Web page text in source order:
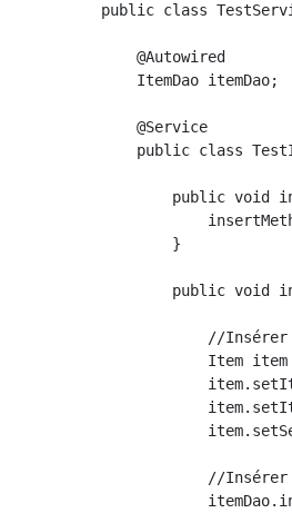
public class
    @Autowired
    ItemDao itemDao;
    @Service
public class
public void
        }
public void
//Insérer
Item item
//Insérer